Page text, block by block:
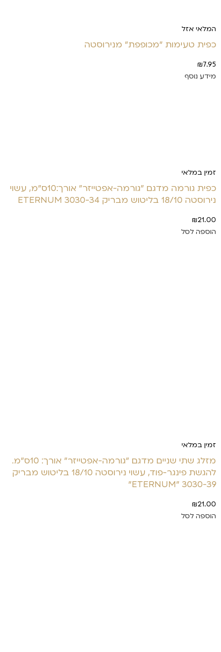
המלאי אזל
כפית טעימות "מכופפת" מנירוסטה
₪7.95
מידע נוסף
זמין במלאי
כפית גורמה מדגם "גורמה-אפטייזר" אורך:10ס"מ, עשוי
נירוסטה 18/10 בליטוש מבריק 3030-34 ETERNUM
₪21.00
הוספה לסל
זמין במלאי
מזלג שתי שניים מדגם "גורמה-אפטייזר" אורך: 10ס"מ.
להגשת פינגר-פוד, עשוי נירוסטה 18/10 בליטוש מבריק
3030-39 "ETERNUM"
₪21.00
הוספה לסל